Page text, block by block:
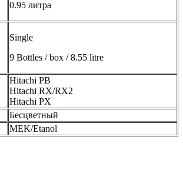
0.95 литра
Single
9 Bottles / box / 8.55 litre
Hitachi PB
Hitachi RX/RX2
Hitachi PX
Бесцветный
MEK/Etanol